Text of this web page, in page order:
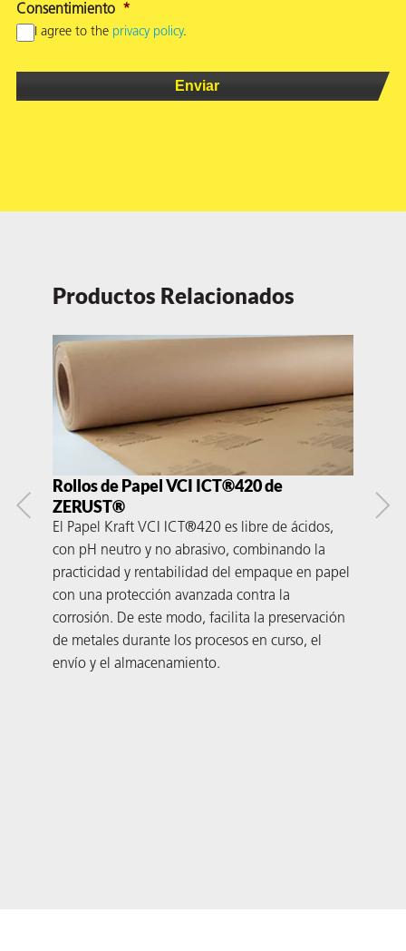
Consentimiento *
I agree to the privacy policy.
Productos Relacionados
Rollos de Papel VCI ICT®420 de
ZERUST®
El Papel Kraft VCI ICT®420 es libre de ácidos,
con pH neutro y no abrasivo, combinando la
practicidad y rentabilidad del empaque en papel
con una protección avanzada contra la
corrosión. De este modo, facilita la preservación
de metales durante los procesos en curso, el
envío y el almacenamiento.
de